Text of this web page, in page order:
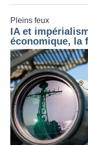
Pleins feux
IA et
économique, la